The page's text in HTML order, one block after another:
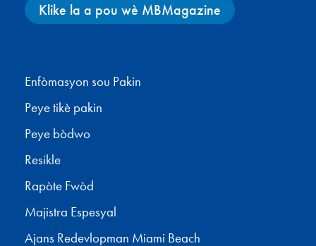
Klike la a pou wè MBMagazine
Enfòmasyon sou Pakin
Peye tikè pakin
Peye bòdwo
Resikle
Rapòte Fwòd
Majistra Espesyal
Ajans Redevlopman Miami Beach